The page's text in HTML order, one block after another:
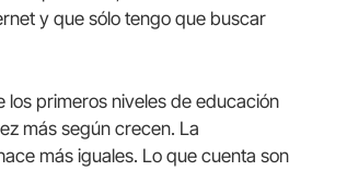
y que sólo tengo que buscar
los primeros niveles de educación
más según crecen. La
más iguales. Lo que cuenta son